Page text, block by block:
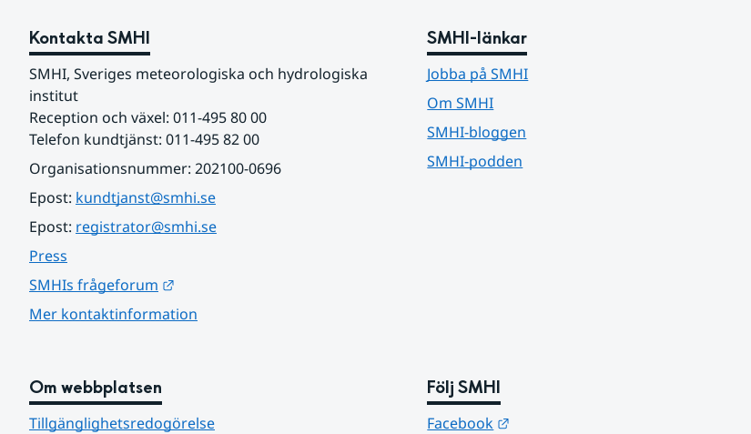
Kontakta SMHI
SMHI, Sveriges meteorologiska och hydrologiska
institut
Reception och växel: 011-495 80 00
Telefon kundtjänst: 011-495 82 00
Organisationsnummer: 202100-0696
Epost: kundtjanst@smhi.se
Epost: registrator@smhi.se
Press
SMHIs frågeforum
Mer kontaktinformation
SMHI-länkar
Jobba på SMHI
Om SMHI
SMHI-bloggen
SMHI-podden
Om webbplatsen
Tillgänglighetsredogörelse
Följ SMHI
Facebook